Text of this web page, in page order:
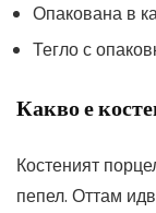
Опакована в
Тегло с
Какво е
Костеният
пепел. Оттам